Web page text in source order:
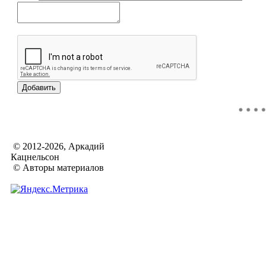
© 2012-2026, Аркадий
Кацнельсон
© Авторы материалов